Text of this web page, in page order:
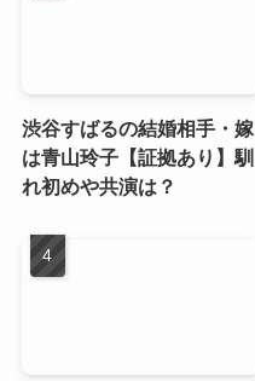
渋谷すばるの結婚相手・嫁
は青山玲子【証拠あり】馴
れ初めや共演は？